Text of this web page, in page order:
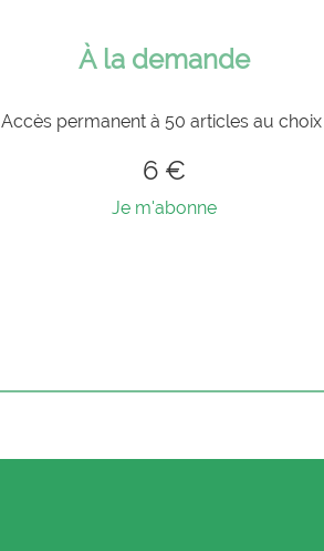
À la demande
Accès permanent à 50 articles au choix
6 €
Je m'abonne